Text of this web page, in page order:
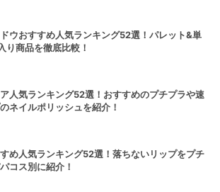
ウおすすめ人気ランキング52選！パレット&単
り商品を徹底比較！
人気ランキング52選！おすすめのプチプラや速
ネイルポリッシュを紹介！
め人気ランキング52選！落ちないリップをプチ
コス別に紹介！